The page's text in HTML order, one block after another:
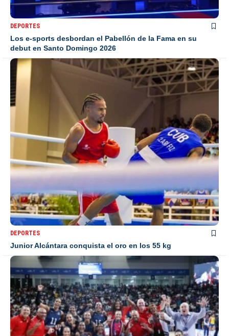
DEPORTES
Los e-sports desbordan el Pabellón de la Fama en su
debut en Santo Domingo 2026
DEPORTES
Junior Alcántara conquista el oro en los 55 kg